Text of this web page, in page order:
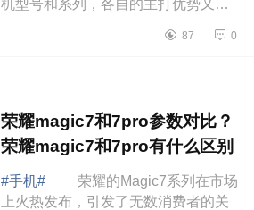
机型号和系列，各自的主打优势又不
耀,oppo,vivo哪个性价比高？男生用哪
87 0
荣耀magic7和7pro参数对比？
荣耀magic7和7pro有什么区别
#手机#
荣耀的Magic7系列在市场
上火热发布，引发了无数消费者的关